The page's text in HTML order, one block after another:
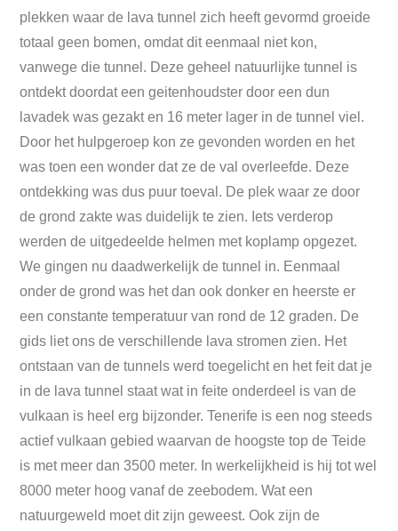
plekken waar de lava tunnel zich heeft gevormd groeide
totaal geen bomen, omdat dit eenmaal niet kon,
vanwege die tunnel. Deze geheel natuurlijke tunnel is
ontdekt doordat een geitenhoudster door een dun
lavadek was gezakt en 16 meter lager in de tunnel viel.
Door het hulpgeroep kon ze gevonden worden en het
was toen een wonder dat ze de val overleefde. Deze
ontdekking was dus puur toeval. De plek waar ze door
de grond zakte was duidelijk te zien. Iets verderop
werden de uitgedeelde helmen met koplamp opgezet.
We gingen nu daadwerkelijk de tunnel in. Eenmaal
onder de grond was het dan ook donker en heerste er
een constante temperatuur van rond de 12 graden. De
gids liet ons de verschillende lava stromen zien. Het
ontstaan van de tunnels werd toegelicht en het feit dat je
in de lava tunnel staat wat in feite onderdeel is van de
vulkaan is heel erg bijzonder. Tenerife is een nog steeds
actief vulkaan gebied waarvan de hoogste top de Teide
is met meer dan 3500 meter. In werkelijkheid is hij tot wel
8000 meter hoog vanaf de zeebodem. Wat een
natuurgeweld moet dit zijn geweest. Ook zijn de